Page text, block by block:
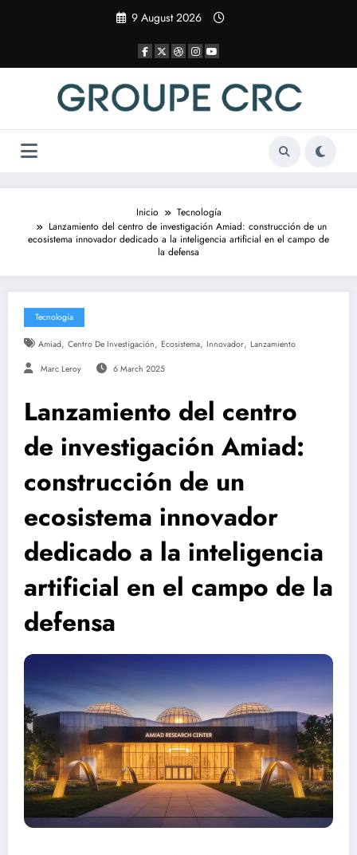
9 August 2026
Inicio
Tecnología
Lanzamiento del centro de investigación Amiad: construcción de un
ecosistema innovador dedicado a la inteligencia artificial en el campo de
la defensa
Tecnología
Amiad, Centro De Investigación, Ecosistema, Innovador, Lanzamiento
Marc Leroy 6 March 2025
Lanzamiento del centro
de investigación Amiad:
construcción de un
ecosistema innovador
dedicado a la inteligencia
artificial en el campo de la
defensa